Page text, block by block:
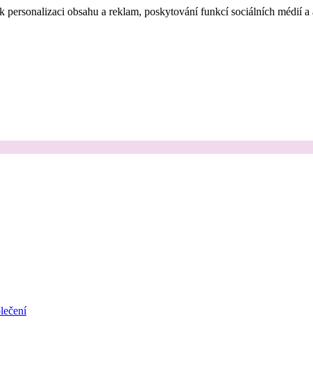
personalizaci obsahu a reklam, poskytování funkcí sociálních médií